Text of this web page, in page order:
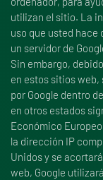
utilizan el sitio. La
uso que usted
un servidor de
Sin embargo,
en estos sitios
por Google dentro
en otros estados
Económico
la dirección IP
Unidos y se
web, Google